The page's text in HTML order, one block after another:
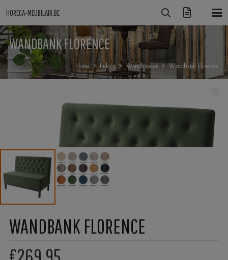
HORECA-MEUBILAIR.BE
WANDBANK FLORENCE
Home Indoor Wandbanken Wandbank Florence
WANDBANK FLORENCE